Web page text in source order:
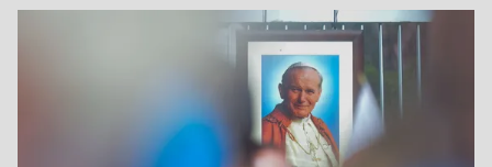
„Antka Rozpylacza”